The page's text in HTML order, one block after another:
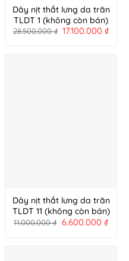
Dây nịt thắt lưng da trăn
TLDT 1 (không còn bán)
28.500.000₫ 17.100.000₫
Dây nịt thắt lưng da trăn
TLDT 11 (không còn bán)
11.000.000₫ 6.600.000 ₫